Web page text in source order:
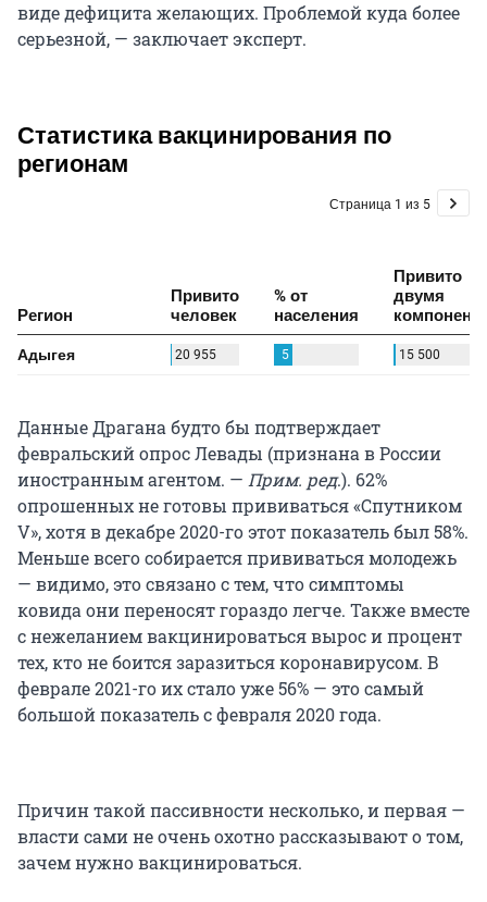
виде дефицита желающих. Проблемой куда более
серьезной, — заключает эксперт.
Данные Драгана будто бы подтверждает
февральский опрос Левады (признана в России
иностранным агентом. — Прим. ред.). 62%
опрошенных не готовы прививаться «Спутником
V», хотя в декабре 2020-го этот показатель был 58%.
Меньше всего собирается прививаться молодежь
— видимо, это связано с тем, что симптомы
ковида они переносят гораздо легче. Также вместе
с нежеланием вакцинироваться вырос и процент
тех, кто не боится заразиться коронавирусом. В
феврале 2021-го их стало уже 56% — это самый
большой показатель с февраля 2020 года.
Причин такой пассивности несколько, и первая —
власти сами не очень охотно рассказывают о том,
зачем нужно вакцинироваться.